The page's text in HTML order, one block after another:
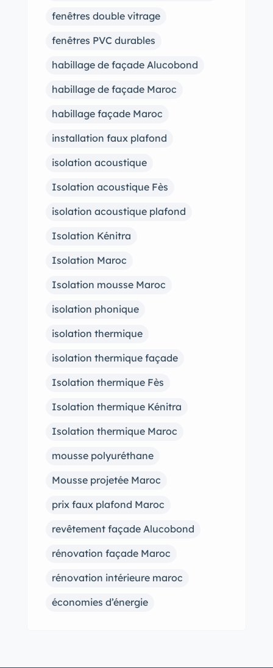
fenêtres double vitrage
fenêtres PVC durables
habillage de façade Alucobond
habillage de façade Maroc
habillage façade Maroc
installation faux plafond
isolation acoustique
Isolation acoustique Fès
isolation acoustique plafond
Isolation Kénitra
Isolation Maroc
Isolation mousse Maroc
isolation phonique
isolation thermique
isolation thermique façade
Isolation thermique Fès
Isolation thermique Kénitra
Isolation thermique Maroc
mousse polyuréthane
Mousse projetée Maroc
prix faux plafond Maroc
revêtement façade Alucobond
rénovation façade Maroc
rénovation intérieure maroc
économies d’énergie